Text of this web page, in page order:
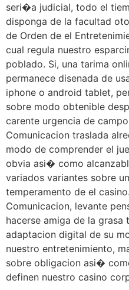
seri�a judicial, todo el
disponga de la facultad
de Orden de el
cual regula nuestro
poblado. Si, una tarima
permanece disenada de
iphone o android tablet,
sobre modo obtenible
carente urgencia de
Comunicacion traslada
modo de comprender el
obvia asi� como
variados variantes sobre
temperamento de el
Comunicacion, levante
hacerse amiga de la grasa
adaptacion digital de su
nuestro entretenimiento,
sobre obligacion asi�
definen nuestro casino